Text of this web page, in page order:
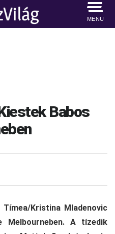
MENU
Babos
Kristina Mladenovic
A tízedik